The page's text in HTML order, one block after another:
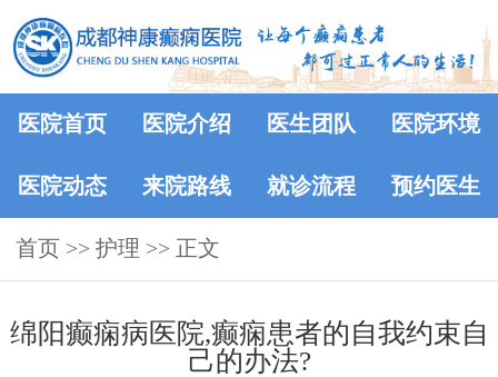
医院首页 医院介绍 医生团队 医院环境
医院动态 来院路线 就诊流程 预约医生
首页 >> 护理 >> 正文
绵阳癫痫病医院,癫痫患者的自我约束自
己的办法?